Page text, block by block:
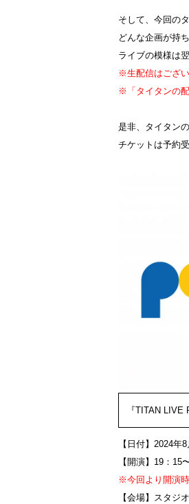
そして、今回の
どんな企画が持
ライブの模様は
※生配信はござい
※「タイタンの
是非、タイタン
チケットは予約
『TITAN LIVE
【日付】2024年
【開演】19：
※今回より開演
【会場】スタジ